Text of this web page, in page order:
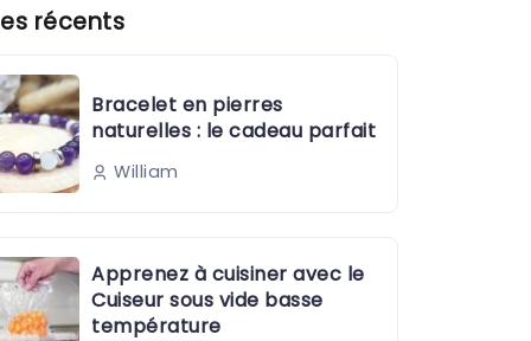
récents
Bracelet en pierres
naturelles : le cadeau parfait
William
Apprenez à cuisiner avec le
Cuiseur sous vide basse
température